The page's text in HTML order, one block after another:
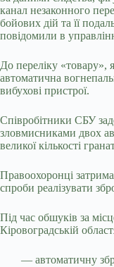
канал незаконного
бойових дій та її
повідомили в
До переліку «товару»,
автоматична
вибухові пристрої.
Співробітники СБУ
зловмисниками двох
великої кількості
Правоохоронці
спроби реалізувати
Під час обшуків за
Кіровоградській
— автоматичну